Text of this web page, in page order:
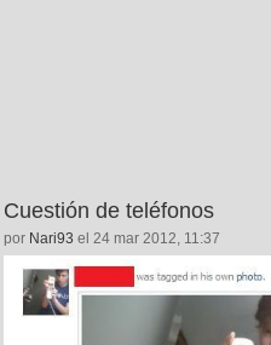
Cuestión de teléfonos
por Nari93 el 24 mar 2012, 11:37